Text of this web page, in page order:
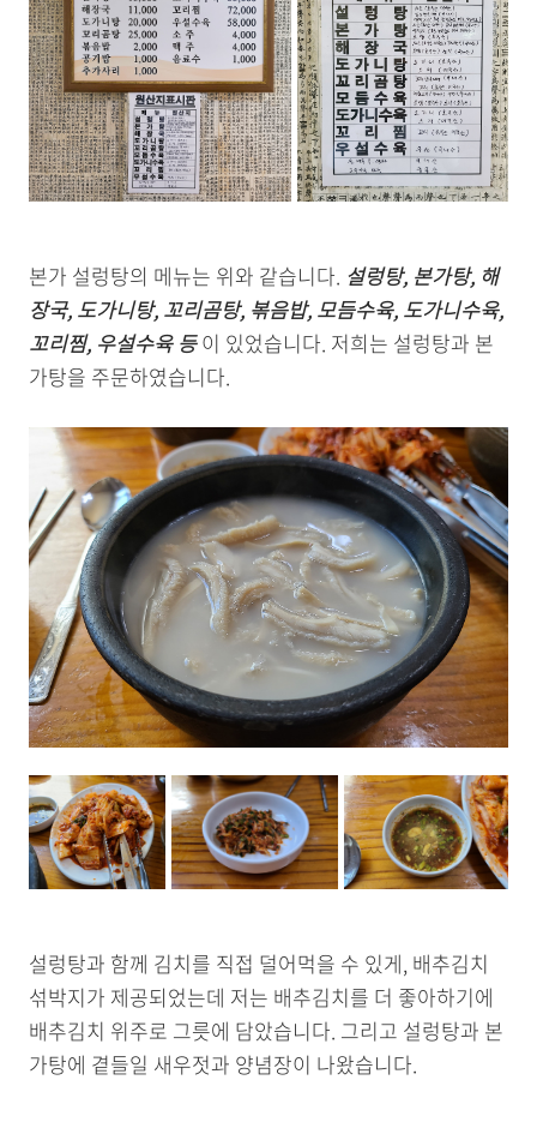
본가 설렁탕의 메뉴는 위와 같습니다. 설렁탕, 본가탕, 해
장국, 도가니탕, 꼬리곰탕, 볶음밥, 모듬수육, 도가니수육,
꼬리찜, 우설수육 등이 있었습니다. 저희는 설렁탕과 본
가탕을 주문하였습니다.
설렁탕과 함께 김치를 직접 덜어먹을 수 있게, 배추김치
섞박지가 제공되었는데 저는 배추김치를 더 좋아하기에
배추김치 위주로 그릇에 담았습니다. 그리고 설렁탕과 본
가탕에 곁들일 새우젓과 양념장이 나왔습니다.